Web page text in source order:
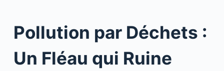
Pollution par Déchets :
Un Fléau qui Ruine